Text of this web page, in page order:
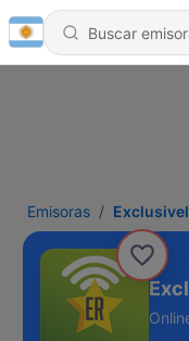
Emisoras